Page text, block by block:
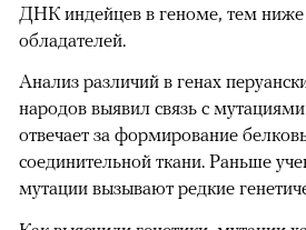
ДНК индейцев в геноме, тем ниже
обладателей.
Анализ различий в генах
народов выявил связь с
отвечает за формирование
соединительной ткани. Раньше
мутации вызывают редкие